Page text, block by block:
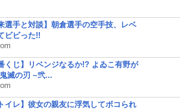
選手と対談】朝倉選手の空手技、レベ
ビビった!!
くじ】リベンジなるか!? よゐこ有野が
滅の刃 ~弐...
イレ】彼女の親友に浮気してボコられ